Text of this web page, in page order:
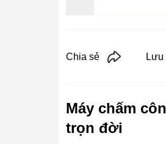
Chia sẻ Lưu
Máy chấm
trọn đời